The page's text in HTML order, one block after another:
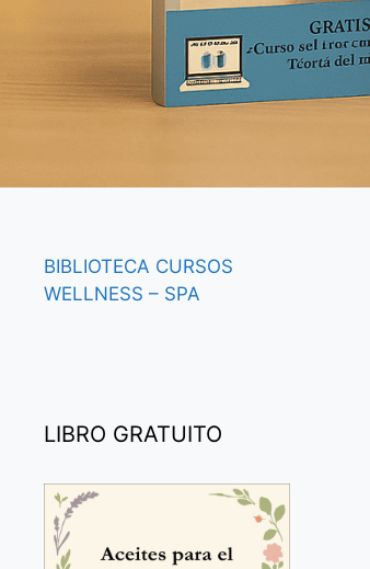
BIBLIOTECA CURSOS
WELLNESS – SPA
LIBRO GRATUITO